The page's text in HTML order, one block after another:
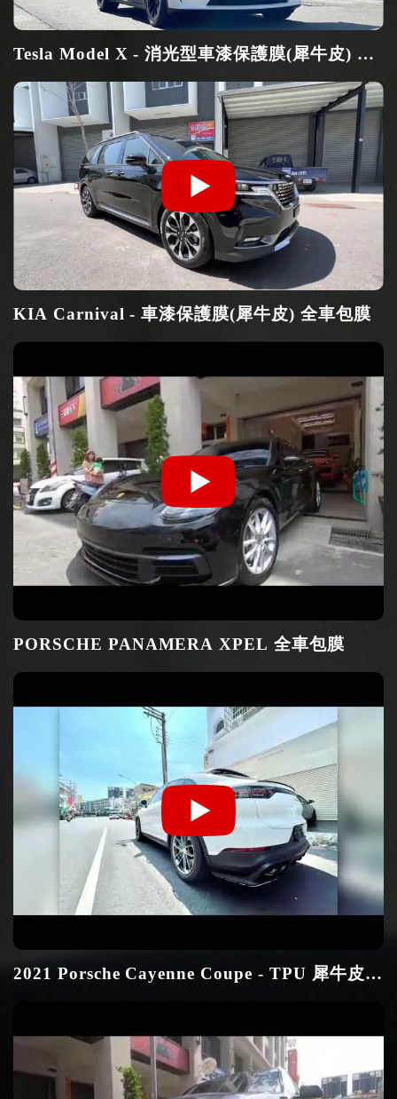
Tesla Model X - 消光型車漆保護膜(犀牛皮) 全
KIA Carnival - 車漆保護膜(犀牛皮) 全車包膜
PORSCHE PANAMERA XPEL 全車包膜
2021 Porsche Cayenne Coupe - TPU 犀牛皮